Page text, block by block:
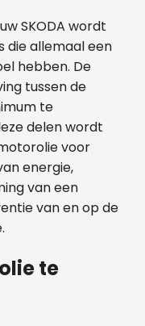
SKODA wordt
die allemaal een
hebben. De
tussen de
te
delen wordt
voor
energie,
van een
van en op de
te